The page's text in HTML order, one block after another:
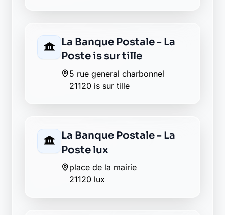
La Banque Postale - La
Poste is sur tille
5 rue general charbonnel
21120 is sur tille
La Banque Postale - La
Poste lux
place de la mairie
21120 lux